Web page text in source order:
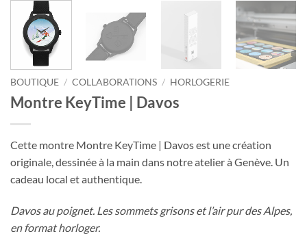
BOUTIQUE / COLLABORATIONS / HORLOGERIE
Montre KeyTime | Davos
Cette montre Montre KeyTime | Davos est une création
originale, dessinée à la main dans notre atelier à Genève. Un
cadeau local et authentique.
Davos au poignet. Les sommets grisons et l’air pur des Alpes,
en format horloger.